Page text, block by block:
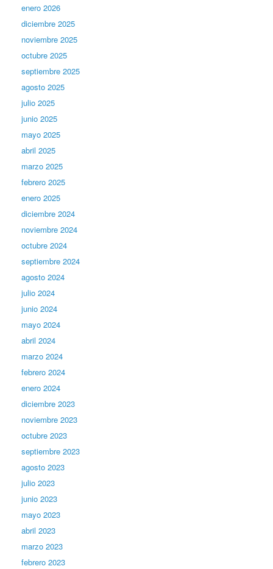
enero 2026
diciembre 2025
noviembre 2025
octubre 2025
septiembre 2025
agosto 2025
julio 2025
junio 2025
mayo 2025
abril 2025
marzo 2025
febrero 2025
enero 2025
diciembre 2024
noviembre 2024
octubre 2024
septiembre 2024
agosto 2024
julio 2024
junio 2024
mayo 2024
abril 2024
marzo 2024
febrero 2024
enero 2024
diciembre 2023
noviembre 2023
octubre 2023
septiembre 2023
agosto 2023
julio 2023
junio 2023
mayo 2023
abril 2023
marzo 2023
febrero 2023